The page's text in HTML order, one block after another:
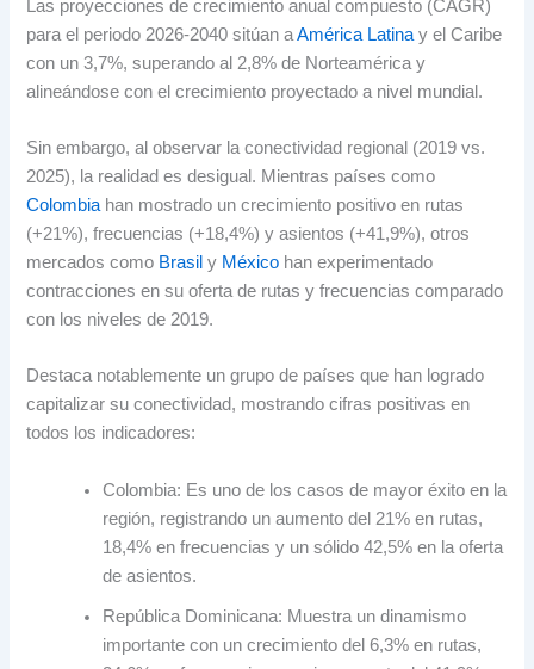
Las proyecciones de crecimiento anual compuesto (CAGR)
para el periodo 2026-2040 sitúan aAmérica Latina y el Caribe
con un 3,7%, superando al 2,8% de Norteamérica y
alineándose con el crecimiento proyectado a nivel mundial.
Sin embargo, al observar la conectividad regional (2019 vs.
2025), la realidad es desigual. Mientras países como
Colombia han mostrado un crecimiento positivo en rutas
(+21%), frecuencias (+18,4%) y asientos (+41,9%), otros
mercados como Brasil y México han experimentado
contracciones en su oferta de rutas y frecuencias comparado
con los niveles de 2019.
Destaca notablemente un grupo de países que han logrado
capitalizar su conectividad, mostrando cifras positivas en
todos los indicadores:
Colombia: Es uno de los casos de mayor éxito en la
región, registrando un aumento del 21% en rutas,
18,4% en frecuencias y un sólido 42,5% en la oferta
de asientos.
República Dominicana: Muestra un dinamismo
importante con un crecimiento del 6,3% en rutas,